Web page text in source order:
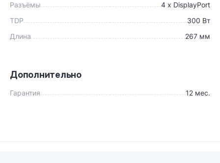
Разъёмы
4 x DisplayPort
TDP
300 Вт
Длина
267 мм
Дополнительно
Гарантия 12 мес.